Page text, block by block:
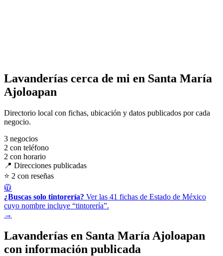
Lavanderías cerca de mi en Santa María
Ajoloapan
Directorio local con fichas, ubicación y datos publicados por cada
negocio.
3 negocios
2 con teléfono
2 con horario
📍 Direcciones publicadas
⭐ 2 con reseñas
🧥
¿Buscas solo tintorería? Ver las 41 fichas de Estado de México
cuyo nombre incluye “tintorería”.
→
Lavanderías en Santa María Ajoloapan
con información publicada